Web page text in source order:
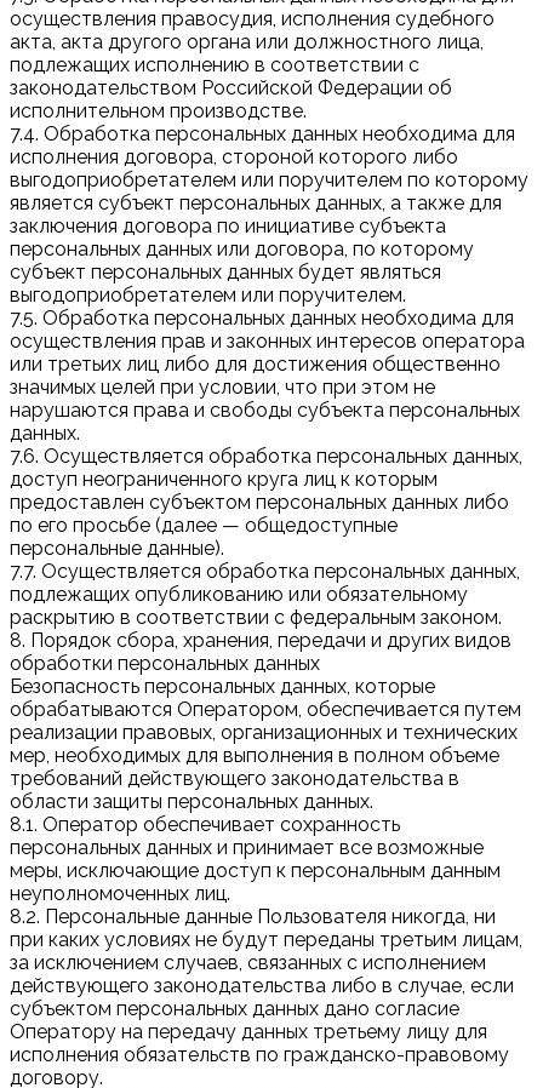
осуществления правосудия, исполнения судебного
акта, акта другого органа или должностного лица,
подлежащих исполнению в соответствии с
законодательством Российской Федерации об
исполнительном производстве.
7.4. Обработка персональных данных необходима для
исполнения договора, стороной которого либо
выгодоприобретателем или поручителем по которому
является субъект персональных данных, а также для
заключения договора по инициативе субъекта
персональных данных или договора, по которому
субъект персональных данных будет являться
выгодоприобретателем или поручителем.
7.5. Обработка персональных данных необходима для
осуществления прав и законных интересов оператора
или третьих лиц либо для достижения общественно
значимых целей при условии, что при этом не
нарушаются права и свободы субъекта персональных
данных.
7.6. Осуществляется обработка персональных данных,
доступ неограниченного круга лиц к которым
предоставлен субъектом персональных данных либо
по его просьбе (далее — общедоступные
персональные данные).
7.7. Осуществляется обработка персональных данных,
подлежащих опубликованию или обязательному
раскрытию в соответствии с федеральным законом.
8. Порядок сбора, хранения, передачи и других видов
обработки персональных данных
Безопасность персональных данных, которые
обрабатываются Оператором, обеспечивается путем
реализации правовых, организационных и технических
мер, необходимых для выполнения в полном объеме
требований действующего законодательства в
области защиты персональных данных.
8.1. Оператор обеспечивает сохранность
персональных данных и принимает все возможные
меры, исключающие доступ к персональным данным
неуполномоченных лиц.
8.2. Персональные данные Пользователя никогда, ни
при каких условиях не будут переданы третьим лицам,
за исключением случаев, связанных с исполнением
действующего законодательства либо в случае, если
субъектом персональных данных дано согласие
Оператору на передачу данных третьему лицу для
исполнения обязательств по гражданско-правовому
договору.